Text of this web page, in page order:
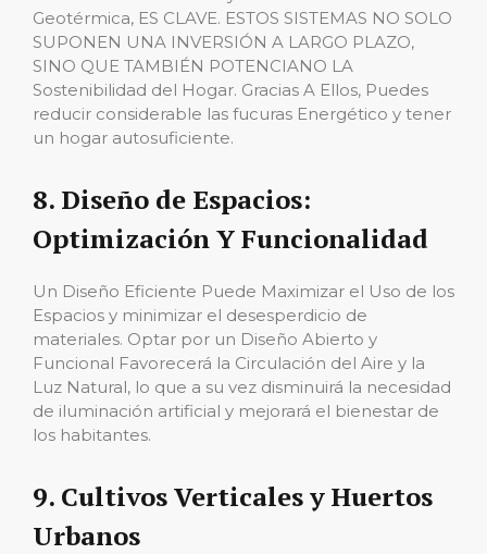
Geotérmica, ES CLAVE. ESTOS SISTEMAS NO SOLO
SUPONEN UNA INVERSIÓN A LARGO PLAZO,
SINO QUE TAMBIÉN POTENCIANO LA
Sostenibilidad del Hogar. Gracias A Ellos, Puedes
reducir considerable las fucuras Energético y tener
un hogar autosuficiente.
8. Diseño de Espacios:
Optimización Y Funcionalidad
Un Diseño Eficiente Puede Maximizar el Uso de los
Espacios y minimizar el desesperdicio de
materiales. Optar por un Diseño Abierto y
Funcional Favorecerá la Circulación del Aire y la
Luz Natural, lo que a su vez disminuirá la necesidad
de iluminación artificial y mejorará el bienestar de
los habitantes.
9. Cultivos Verticales y Huertos
Urbanos